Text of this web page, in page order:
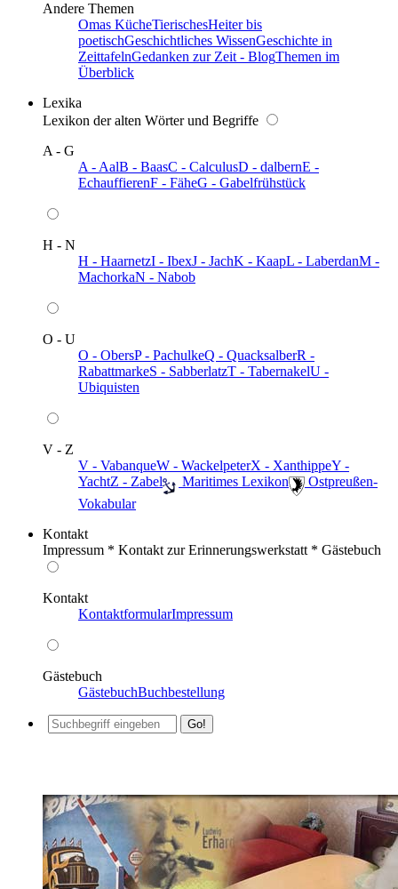
Andere Themen
Omas KücheTierischesHeiter bis
poetischGeschichtliches WissenGeschichte in
ZeittafelnGedanken zur Zeit - BlogThemen im
Überblick
Lexika
Lexikon der alten Wörter und Begriffe
A - G
A - AalB - BaasC - CalculusD - dalbernE -
EchauffierenF - FäheG - Gabelfrühstück
H - N
H - HaarnetzI - IbexJ - JachK - KaapL - LaberdanM -
MachorkaN - Nabob
O - U
O - ObersP - PachulkeQ - QuacksalberR -
RabattmarkeS - SabberlatzT - TabernakelU -
Ubiquisten
V - Z
V - VabanqueW - WackelpeterX - XanthippeY -
YachtZ - Zabel ️ Maritimes Lexikon
️ Ostpreußen-
Vokabular
Kontakt
Impressum * Kontakt zur Erinnerungswerkstatt * Gästebuch
Kontakt
KontaktformularImpressum
Gästebuch
GästebuchBuchbestellung